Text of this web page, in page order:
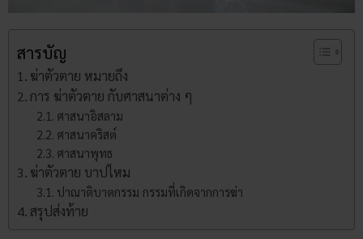
สารบัญ
ฆ่าตัวตาย หมายถึง
การ ฆ่าตัวตาย กับศาสนาต่าง ๆ
ศาสนาอิสลาม
ศาสนาคริสต์
ศาสนาพุทธ
ฆ่าตัวตาย บาปไหม
ปาณาติบาตกรรม กรรมที่เกิดจากการฆ่า
สรุปส่งท้าย